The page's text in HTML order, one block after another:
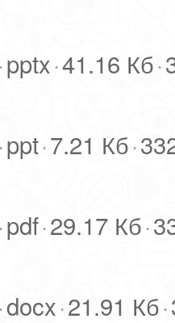
·pptx·41.16 Кб·
·ppt·7.21 Кб·
·pdf·29.17 Кб·
·docx·21.91 Кб·